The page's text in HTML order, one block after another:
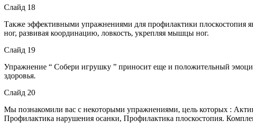
Слайд 18
Также эффективными упражнениями для профилактики плоскостопия
ног, развивая координацию, ловкость, укрепляя мышцы ног.
Слайд 19
Упражнение “ Собери игрушку ” приносит еще и положительный
здоровья.
Слайд 20
Мы познакомили вас с некоторыми упражнениями, цель которых :
Профилактика нарушения осанки, Профилактика плоскостопия.